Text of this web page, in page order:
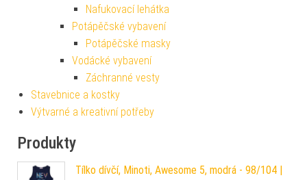
Nafukovací lehátka
Potápěčské vybavení
Potápěčské masky
Vodácké vybavení
Záchranné vesty
Stavebnice a kostky
Výtvarné a kreativní potřeby
Produkty
Tílko dívčí, Minoti, Awesome 5, modrá - 98/104 |